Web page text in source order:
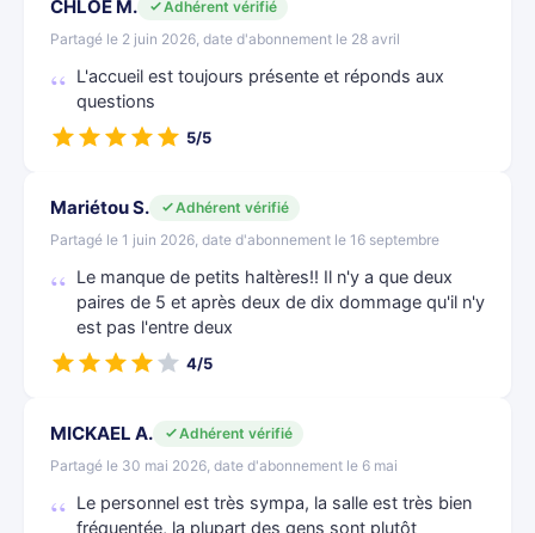
CHLOE M.
Adhérent vérifié
Partagé le 2 juin 2026, date d'abonnement le 28 avril
L'accueil est toujours présente et réponds aux
questions
5/5
Mariétou S.
Adhérent vérifié
Partagé le 1 juin 2026, date d'abonnement le 16 septembre
Le manque de petits haltères!! Il n'y a que deux
paires de 5 et après deux de dix dommage qu'il n'y
est pas l'entre deux
4/5
MICKAEL A.
Adhérent vérifié
Partagé le 30 mai 2026, date d'abonnement le 6 mai
Le personnel est très sympa, la salle est très bien
fréquentée, la plupart des gens sont plutôt